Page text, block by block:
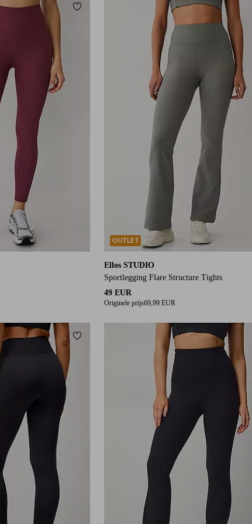
Toevoegen aan favorieten
Ellos STUDIO
Sportlegging Flare Structure Tights
49 EUR
Originele prijs69,99 EUR
OUTLET
Toevoegen aan favorieten